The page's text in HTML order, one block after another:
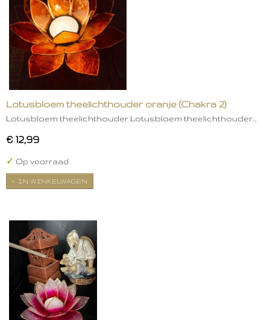
Lotusbloem theelichthouder oranje (Chakra 2)
Lotusbloem theelichthouder Lotusbloem theelichthouder…
€ 12,99
✓ Op voorraad
IN WINKELWAGEN